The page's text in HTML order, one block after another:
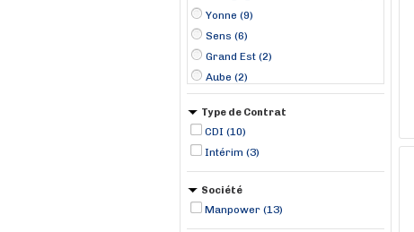
Yonne (9)
Sens (6)
Grand Est (2)
Aube (2)
Joigny (2)
Montereau-Fault-Yonne (2)
Nogent-sur-Seine (1)
Romilly-sur-Seine (1)
Type de Contrat
CDI (10)
Intérim (3)
Société
Manpower (13)